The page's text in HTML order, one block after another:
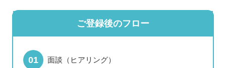
ご登録後のフロー
面談（ヒアリング）